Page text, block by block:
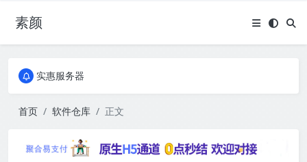
素颜全国免费包邮流量卡
实惠服务器
实惠服务器
首页 软件仓库 正文